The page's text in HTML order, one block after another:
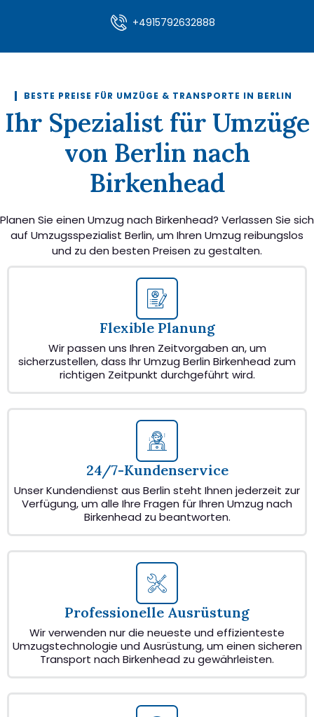
+4915792632888
BESTE PREISE FÜR UMZÜGE & TRANSPORTE IN BERLIN
Ihr Spezialist für Umzüge
von Berlin nach
Birkenhead
Planen Sie einen Umzug nach Birkenhead? Verlassen Sie sich
auf Umzugsspezialist Berlin, um Ihren Umzug reibungslos
und zu den besten Preisen zu gestalten.
Flexible Planung
Wir passen uns Ihren Zeitvorgaben an, um
sicherzustellen, dass Ihr Umzug Berlin Birkenhead zum
richtigen Zeitpunkt durchgeführt wird.
24/7-Kundenservice
Unser Kundendienst aus Berlin steht Ihnen jederzeit zur
Verfügung, um alle Ihre Fragen für Ihren Umzug nach
Birkenhead zu beantworten.
Professionelle Ausrüstung
Wir verwenden nur die neueste und effizienteste
Umzugstechnologie und Ausrüstung, um einen sicheren
Transport nach Birkenhead zu gewährleisten.